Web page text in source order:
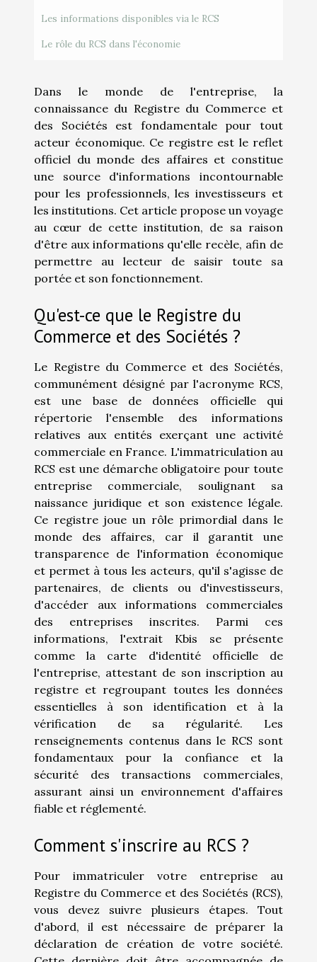
Les informations disponibles via le RCS
Le rôle du RCS dans l'économie
Dans le monde de l'entreprise, la
connaissance du Registre du Commerce et
des Sociétés est fondamentale pour tout
acteur économique. Ce registre est le reflet
officiel du monde des affaires et constitue
une source d'informations incontournable
pour les professionnels, les investisseurs et
les institutions. Cet article propose un voyage
au cœur de cette institution, de sa raison
d'être aux informations qu'elle recèle, afin de
permettre au lecteur de saisir toute sa
portée et son fonctionnement.
Qu'est-ce que le Registre du
Commerce et des Sociétés ?
Le Registre du Commerce et des Sociétés,
communément désigné par l'acronyme RCS,
est une base de données officielle qui
répertorie l'ensemble des informations
relatives aux entités exerçant une activité
commerciale en France. L'immatriculation au
RCS est une démarche obligatoire pour toute
entreprise commerciale, soulignant sa
naissance juridique et son existence légale.
Ce registre joue un rôle primordial dans le
monde des affaires, car il garantit une
transparence de l'information économique
et permet à tous les acteurs, qu'il s'agisse de
partenaires, de clients ou d'investisseurs,
d'accéder aux informations commerciales
des entreprises inscrites. Parmi ces
informations, l'extrait Kbis se présente
comme la carte d'identité officielle de
l'entreprise, attestant de son inscription au
registre et regroupant toutes les données
essentielles à son identification et à la
vérification de sa régularité. Les
renseignements contenus dans le RCS sont
fondamentaux pour la confiance et la
sécurité des transactions commerciales,
assurant ainsi un environnement d'affaires
fiable et réglementé.
Comment s'inscrire au RCS ?
Pour immatriculer votre entreprise au
Registre du Commerce et des Sociétés (RCS),
vous devez suivre plusieurs étapes. Tout
d'abord, il est nécessaire de préparer la
déclaration de création de votre société.